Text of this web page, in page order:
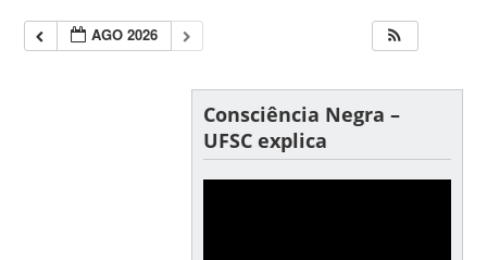
AGO 2026
Consciência Negra –
UFSC explica